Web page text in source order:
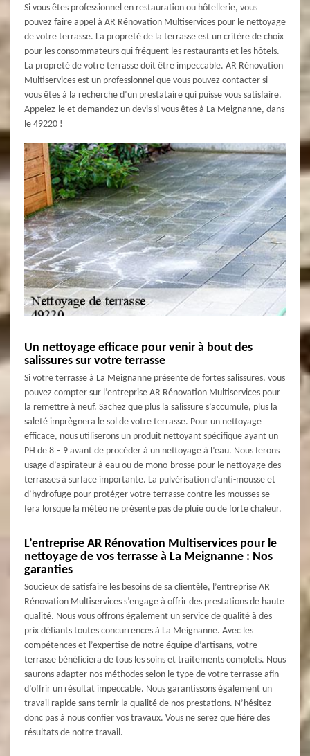
Si vous êtes professionnel en restauration ou hôtellerie, vous
pouvez faire appel à AR Rénovation Multiservices pour le nettoyage
de votre terrasse. La propreté de la terrasse est un critère de choix
pour les consommateurs qui fréquent les restaurants et les hôtels.
La propreté de votre terrasse doit être impeccable. AR Rénovation
Multiservices est un professionnel que vous pouvez contacter si
vous êtes à la recherche d’un prestataire qui puisse vous satisfaire.
Appelez-le et demandez un devis si vous êtes à La Meignanne, dans
le 49220 !
Un nettoyage efficace pour venir à bout des
salissures sur votre terrasse
Si votre terrasse à La Meignanne présente de fortes salissures, vous
pouvez compter sur l’entreprise AR Rénovation Multiservices pour
la remettre à neuf. Sachez que plus la salissure s’accumule, plus la
saleté imprègnera le sol de votre terrasse. Pour un nettoyage
efficace, nous utiliserons un produit nettoyant spécifique ayant un
PH de 8 – 9 avant de procéder à un nettoyage à l’eau. Nous ferons
usage d’aspirateur à eau ou de mono-brosse pour le nettoyage des
terrasses à surface importante. La pulvérisation d’anti-mousse et
d’hydrofuge pour protéger votre terrasse contre les mousses se
fera lorsque la météo ne présente pas de pluie ou de forte chaleur.
L’entreprise AR Rénovation Multiservices pour le
nettoyage de vos terrasse à La Meignanne : Nos
garanties
Soucieux de satisfaire les besoins de sa clientèle, l’entreprise AR
Rénovation Multiservices s’engage à offrir des prestations de haute
qualité. Nous vous offrons également un service de qualité à des
prix défiants toutes concurrences à La Meignanne. Avec les
compétences et l’expertise de notre équipe d’artisans, votre
terrasse bénéficiera de tous les soins et traitements complets. Nous
saurons adapter nos méthodes selon le type de votre terrasse afin
d’offrir un résultat impeccable. Nous garantissons également un
travail rapide sans ternir la qualité de nos prestations. N’hésitez
donc pas à nous confier vos travaux. Vous ne serez que fière des
résultats de notre travail.